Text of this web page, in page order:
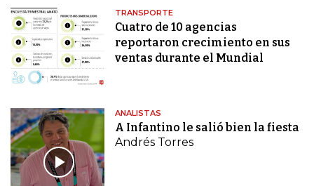
TRANSPORTE
Cuatro de 10 agencias
reportaron crecimiento en sus
ventas durante el Mundial
ANALISTAS
A Infantino le salió bien la fiesta
Andrés Torres